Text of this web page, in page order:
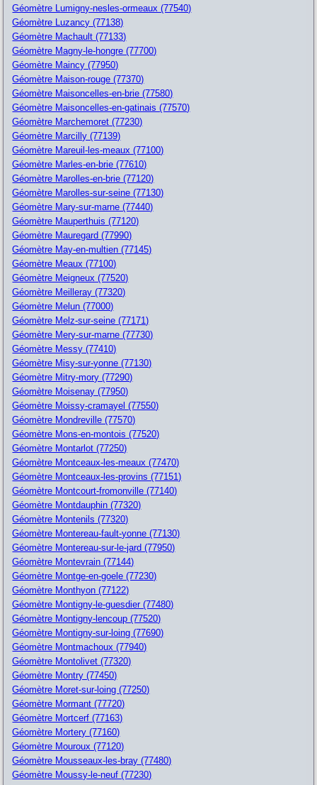
Géomètre Lumigny-nesles-ormeaux (77540)
Géomètre Luzancy (77138)
Géomètre Machault (77133)
Géomètre Magny-le-hongre (77700)
Géomètre Maincy (77950)
Géomètre Maison-rouge (77370)
Géomètre Maisoncelles-en-brie (77580)
Géomètre Maisoncelles-en-gatinais (77570)
Géomètre Marchemoret (77230)
Géomètre Marcilly (77139)
Géomètre Mareuil-les-meaux (77100)
Géomètre Marles-en-brie (77610)
Géomètre Marolles-en-brie (77120)
Géomètre Marolles-sur-seine (77130)
Géomètre Mary-sur-marne (77440)
Géomètre Mauperthuis (77120)
Géomètre Mauregard (77990)
Géomètre May-en-multien (77145)
Géomètre Meaux (77100)
Géomètre Meigneux (77520)
Géomètre Meilleray (77320)
Géomètre Melun (77000)
Géomètre Melz-sur-seine (77171)
Géomètre Mery-sur-marne (77730)
Géomètre Messy (77410)
Géomètre Misy-sur-yonne (77130)
Géomètre Mitry-mory (77290)
Géomètre Moisenay (77950)
Géomètre Moissy-cramayel (77550)
Géomètre Mondreville (77570)
Géomètre Mons-en-montois (77520)
Géomètre Montarlot (77250)
Géomètre Montceaux-les-meaux (77470)
Géomètre Montceaux-les-provins (77151)
Géomètre Montcourt-fromonville (77140)
Géomètre Montdauphin (77320)
Géomètre Montenils (77320)
Géomètre Montereau-fault-yonne (77130)
Géomètre Montereau-sur-le-jard (77950)
Géomètre Montevrain (77144)
Géomètre Montge-en-goele (77230)
Géomètre Monthyon (77122)
Géomètre Montigny-le-guesdier (77480)
Géomètre Montigny-lencoup (77520)
Géomètre Montigny-sur-loing (77690)
Géomètre Montmachoux (77940)
Géomètre Montolivet (77320)
Géomètre Montry (77450)
Géomètre Moret-sur-loing (77250)
Géomètre Mormant (77720)
Géomètre Mortcerf (77163)
Géomètre Mortery (77160)
Géomètre Mouroux (77120)
Géomètre Mousseaux-les-bray (77480)
Géomètre Moussy-le-neuf (77230)